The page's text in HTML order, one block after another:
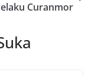
Curanmor